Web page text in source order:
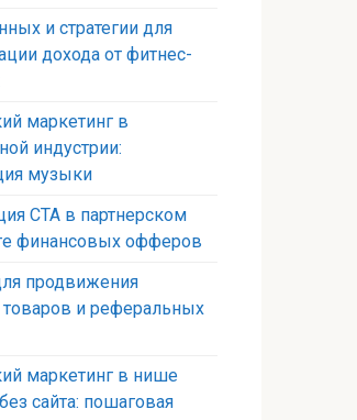
и стратегии для
дохода от фитнес-
маркетинг в
индустрии:
музыки
CTA в партнерском
финансовых офферов
продвижения
и реферальных
маркетинг в нише
сайта: пошаговая